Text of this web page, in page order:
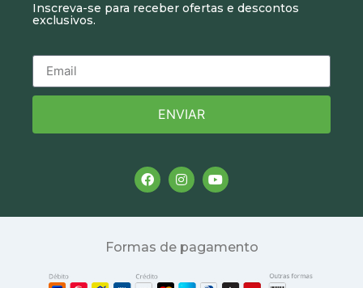
Inscreva-se para receber ofertas e descontos
exclusivos.
ENVIAR
Formas de pagamento